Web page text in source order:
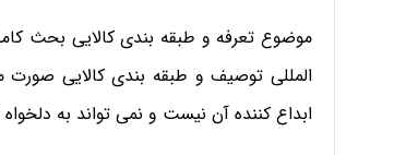
موضوع تعرفه و طبقه بندی کالایی بحث
المللی توصیف و طبقه بندی کالایی
ابداع کننده آن نیست و نمی تواند به دلخواه